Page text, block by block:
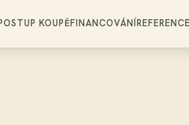
KOUPĚFINANCOVÁNÍ